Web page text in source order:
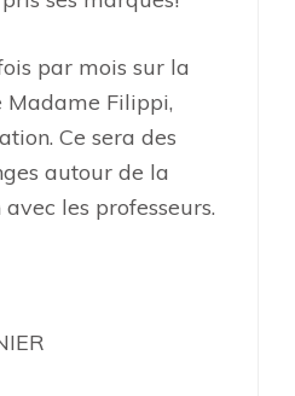
par mois sur la
Filippi,
Ce sera des
autour de la
les professeurs.